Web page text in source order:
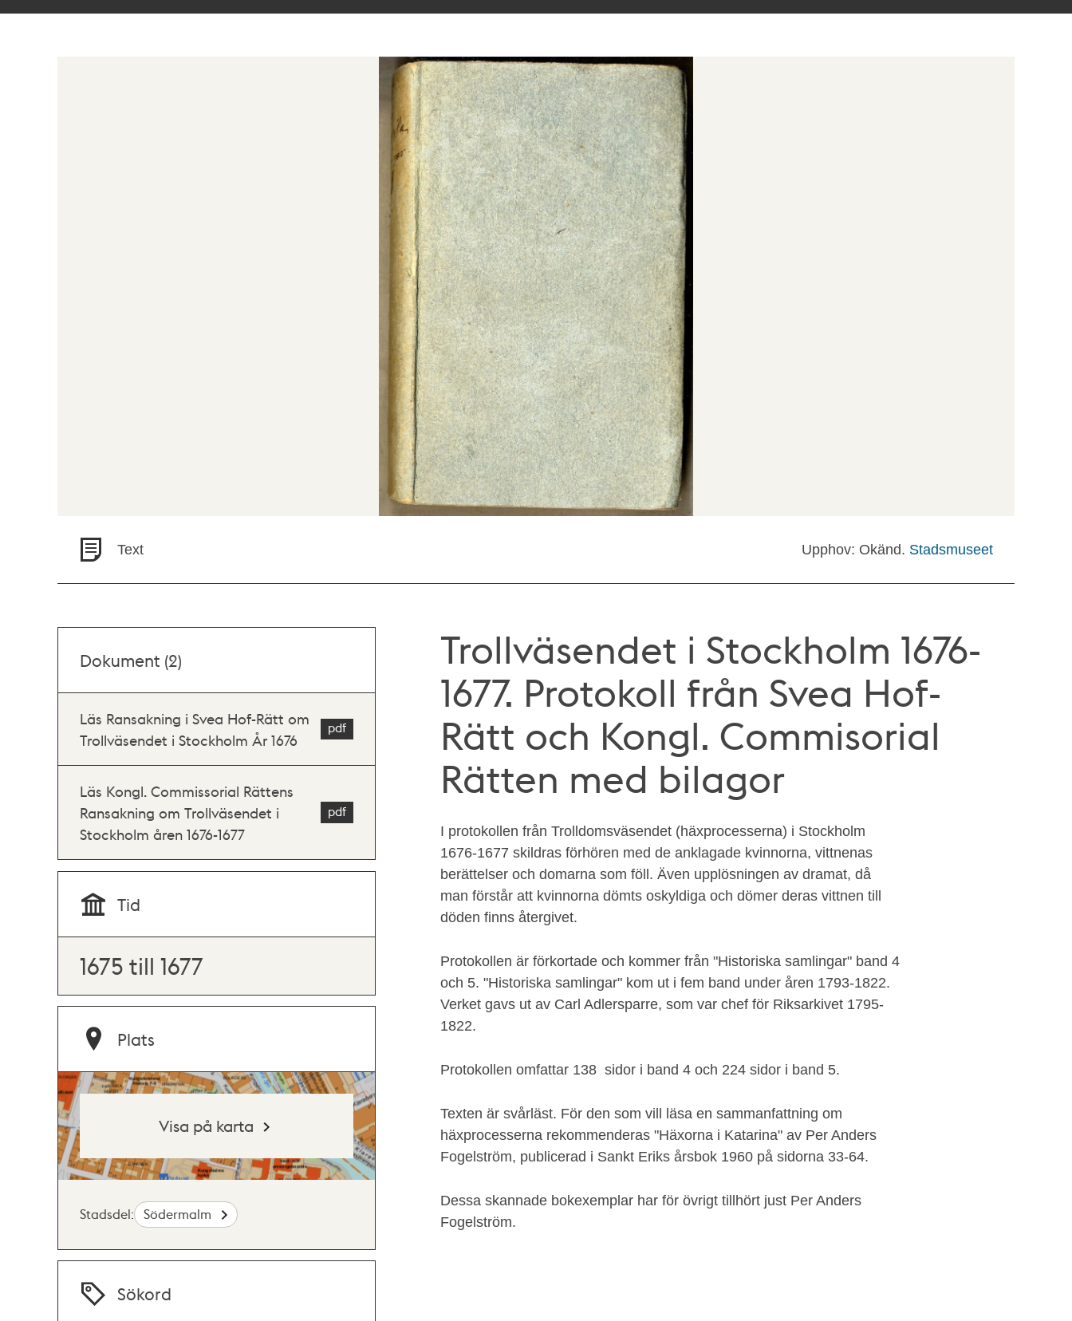
Text Upphov: Okänd. Stadsmuseet
Trollväsendet i Stockholm 1676-
1677. Protokoll från Svea Hof-
Rätt och Kongl. Commisorial
Rätten med bilagor
I protokollen från Trolldomsväsendet (häxprocesserna) i Stockholm
1676-1677 skildras förhören med de anklagade kvinnorna, vittnenas
berättelser och domarna som föll. Även upplösningen av dramat, då
man förstår att kvinnorna dömts oskyldiga och dömer deras vittnen till
döden finns återgivet.
Protokollen är förkortade och kommer från "Historiska samlingar" band 4
och 5. "Historiska samlingar" kom ut i fem band under åren 1793-1822.
Verket gavs ut av Carl Adlersparre, som var chef för Riksarkivet 1795-
1822.
Protokollen omfattar 138 sidor i band 4 och 224 sidor i band 5.
Texten är svårläst. För den som vill läsa en sammanfattning om
häxprocesserna rekommenderas "Häxorna i Katarina" av Per Anders
Fogelström, publicerad i Sankt Eriks årsbok 1960 på sidorna 33-64.
Dessa skannade bokexemplar har för övrigt tillhört just Per Anders
Fogelström.
Dokument (2)
Läs Ransakning i Svea Hof-Rätt om
Trollväsendet i Stockholm År 1676
Läs Kongl. Commissorial Rättens
Ransakning om Trollväsendet i
Stockholm åren 1676-1677
Tid
1675 till 1677
Plats
Visa på karta
Stadsdel: Södermalm
Sökord